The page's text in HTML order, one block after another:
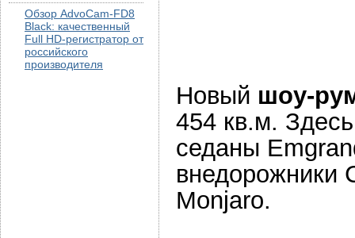
Обзор AdvoCam-FD8
Black: качественный
Full HD-регистратор от
российского
производителя
Новый шоу-
454 кв.м.
седаны
внедорожники
Monjaro.